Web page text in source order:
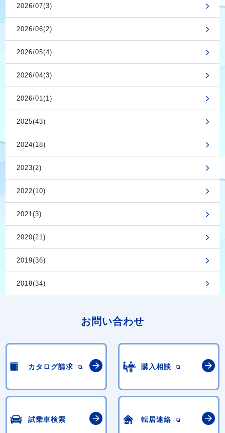
2026/07(3)
2026/06(2)
2026/05(4)
2026/04(3)
2026/01(1)
2025(43)
2024(18)
2023(2)
2022(10)
2021(3)
2020(21)
2019(36)
2018(34)
お問い合わせ
カタログ請求 購入相談
試乗車検索 転居連絡